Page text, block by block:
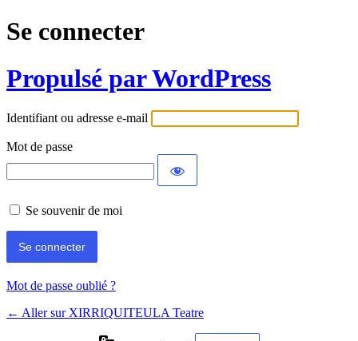
Se connecter
Propulsé par WordPress
Identifiant ou adresse e-mail
Mot de passe
Se souvenir de moi
Mot de passe oublié ?
← Aller sur XIRRIQUITEULA Teatre